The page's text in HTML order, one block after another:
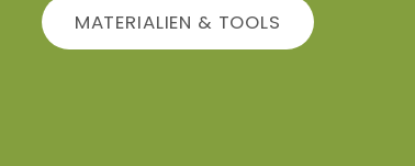
MATERIALIEN & TOOLS